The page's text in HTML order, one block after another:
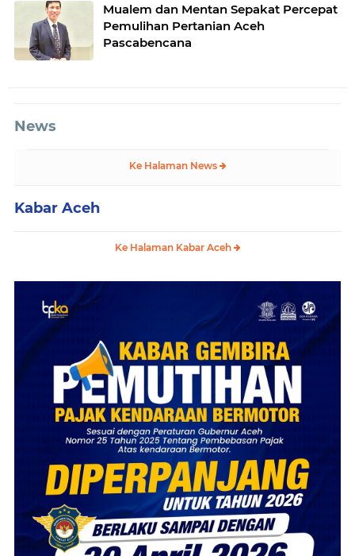
Mualem dan Mentan Sepakat Percepat
Pemulihan Pertanian Aceh
Pascabencana
News
Ke Halaman News
Kabar Aceh
Ke Halaman Kabar Aceh